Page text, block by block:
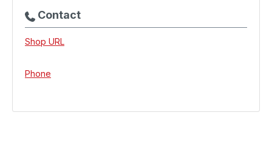
Contact
Shop URL
Phone